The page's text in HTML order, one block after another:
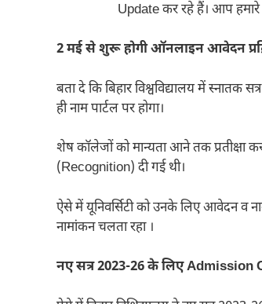
Update कर रहे हैं। आप
2 मई से शुरू होगी ऑनलाइन आवेदन
बता दे कि बिहार विश्वविद्यालय में
ही नाम पार्टल पर होगा।
शेष कॉलेजों को मान्यता आने तक प्रतीक्षा
(Recognition) दी गई थी।
ऐसे में यूनिवर्सिटी को उनके लिए आवेदन व
नामांकन चलता रहा ।
नए सत्र 2023-26 के लिए Admission